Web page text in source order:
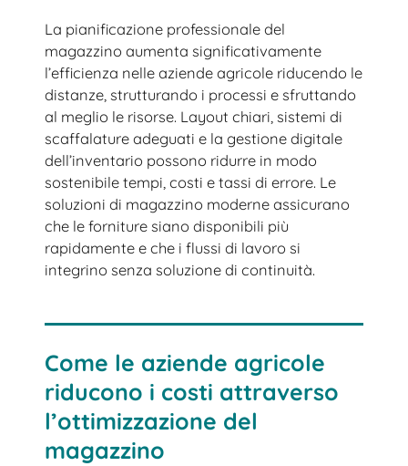
La pianificazione professionale del
magazzino aumenta significativamente
l’efficienza nelle aziende agricole riducendo le
distanze, strutturando i processi e sfruttando
al meglio le risorse. Layout chiari, sistemi di
scaffalature adeguati e la gestione digitale
dell’inventario possono ridurre in modo
sostenibile tempi, costi e tassi di errore. Le
soluzioni di magazzino moderne assicurano
che le forniture siano disponibili più
rapidamente e che i flussi di lavoro si
integrino senza soluzione di continuità.
Come le aziende agricole
riducono i costi attraverso
l’ottimizzazione del
magazzino